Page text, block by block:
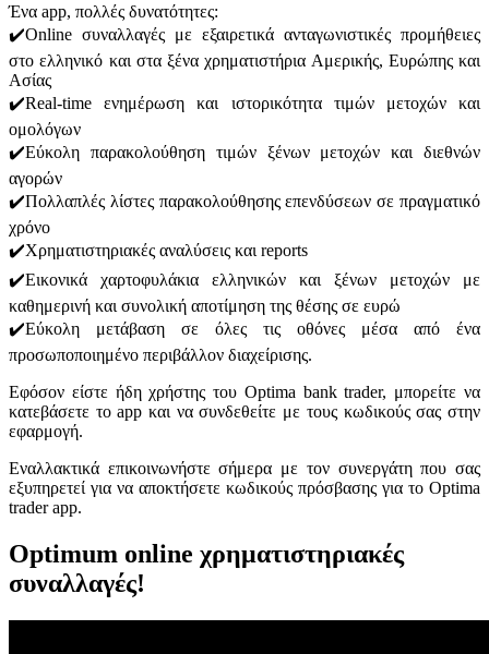
Ένα app, πολλές δυνατότητες:
✔️Online συναλλαγές με εξαιρετικά ανταγωνιστικές προμήθειες
στο ελληνικό και στα ξένα χρηματιστήρια Αμερικής, Ευρώπης και
Ασίας
✔️Real-time ενημέρωση και ιστορικότητα τιμών μετοχών και
ομολόγων
✔️Εύκολη παρακολούθηση τιμών ξένων μετοχών και διεθνών
αγορών
✔️Πολλαπλές λίστες παρακολούθησης επενδύσεων σε πραγματικό
χρόνο
✔️Χρηματιστηριακές αναλύσεις και reports
✔️Εικονικά χαρτοφυλάκια ελληνικών και ξένων μετοχών με
καθημερινή και συνολική αποτίμηση της θέσης σε ευρώ
✔️Εύκολη μετάβαση σε όλες τις οθόνες μέσα από ένα
προσωποποιημένο περιβάλλον διαχείρισης.
Εφόσον είστε ήδη χρήστης του Optima bank trader, μπορείτε να
κατεβάσετε το app και να συνδεθείτε με τους κωδικούς σας στην
εφαρμογή.
Εναλλακτικά επικοινωνήστε σήμερα με τον συνεργάτη που σας
εξυπηρετεί για να αποκτήσετε κωδικούς πρόσβασης για το Optima
trader app.
Optimum online χρηματιστηριακές
συναλλαγές!